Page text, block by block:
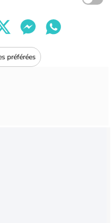
préférées